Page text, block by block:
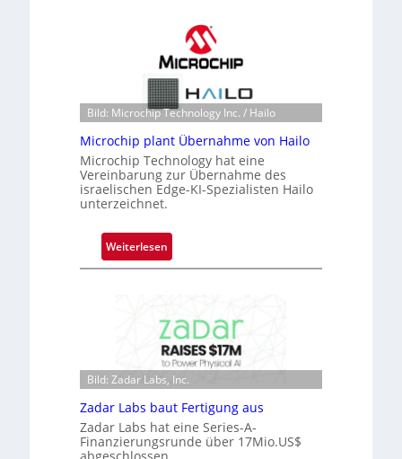
k
s
t
o
n
e
ü
b
r
n
i
t
D
a
r
k
V
i
Bild: Microchip Technology Inc. / Hailo
Microchip plant Übernahme von Hailo
Microchip Technology hat eine
Vereinbarung zur Übernahme des
israelischen Edge-KI-Spezialisten Hailo
unterzeichnet.
Weiterlesen
M
r
o
c
h
p
p
l
Bild: Zadar Labs, Inc.
Zadar Labs baut Fertigung aus
Zadar Labs hat eine Series-A-
Finanzierungsrunde über 17Mio.US$